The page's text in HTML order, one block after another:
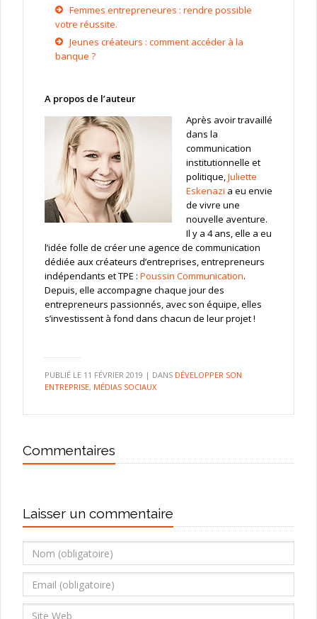
Femmes entrepreneures : rendre possible
votre réussite.
Jeunes créateurs : comment accéder à la
banque ?
A propos de l’auteur
Après avoir travaillé
dans la
communication
institutionnelle et
politique,Juliette
Eskenazi a eu envie
de vivre une
nouvelle aventure.
Il y a 4 ans, elle a eu
l’idée folle de créer une agence de communication
dédiée aux créateurs d’entreprises, entrepreneurs
indépendants et TPE : Poussin Communication.
Depuis, elle accompagne chaque jour des
entrepreneurs passionnés, avec son équipe, elles
s’investissent à fond dans chacun de leur projet !
PUBLIÉ LE 11 FÉVRIER 2019 | DANS DÉVELOPPER SON
ENTREPRISE, MÉDIAS SOCIAUX
Commentaires
Laisser un commentaire